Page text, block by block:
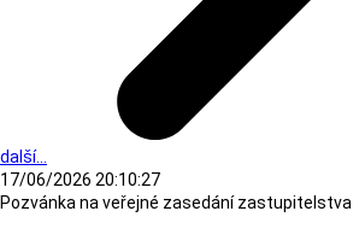
další...
17/06/2026 20:10:27
Pozvánka na veřejné zasedání zastupitelstva